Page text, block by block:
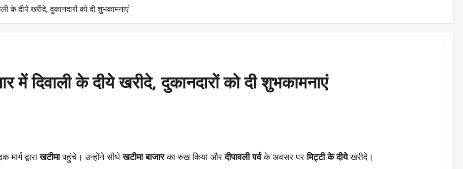
के दीये खरीदे, दुकानदारों को दी शुभकामनाएं
में दिवाली के दीये खरीदे, दुकानदारों को दी शुभकामनाएं
द्वाराखटीमापहुंचे। उन्होंने सीधेखटीमा बाजारका रुख किया औरदीपावली पर्वके अवसर परमिट्टी के दीयेखरीदे।